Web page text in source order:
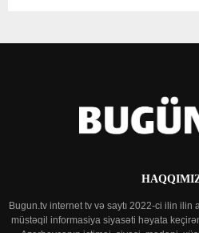
Bugun.tv internet tv və saytı 2022-ci ilin ilin
müstəqil informasiya siyasəti həyata